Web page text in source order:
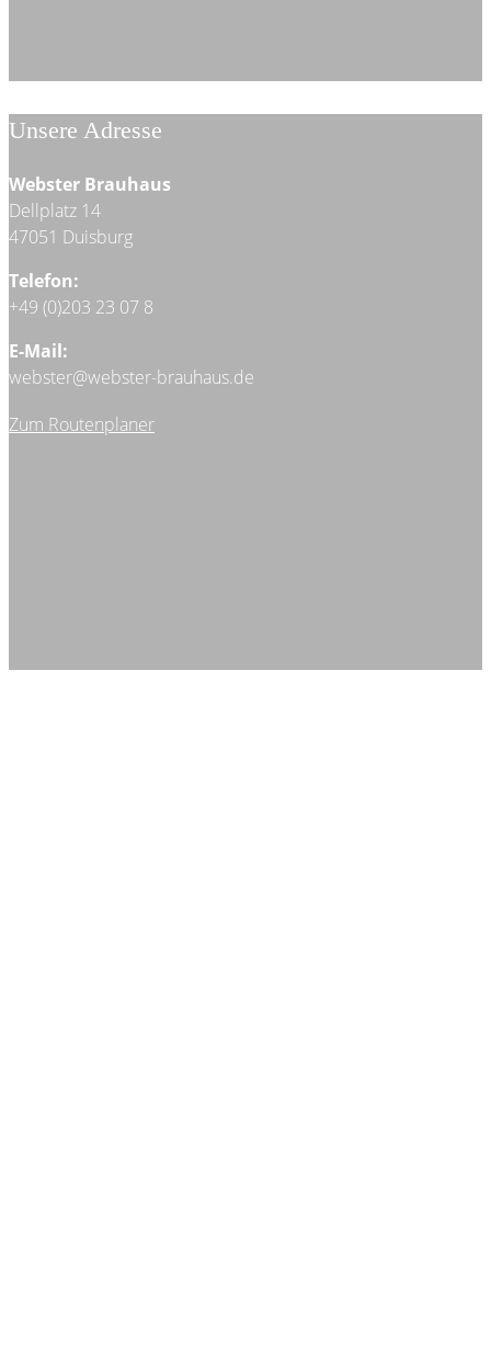
Unsere Adresse
Webster Brauhaus
Dellplatz 14
47051 Duisburg
Telefon:
+49 (0)203 23 07 8
E-Mail:
webster@webster-brauhaus.de
Zum Routenplaner